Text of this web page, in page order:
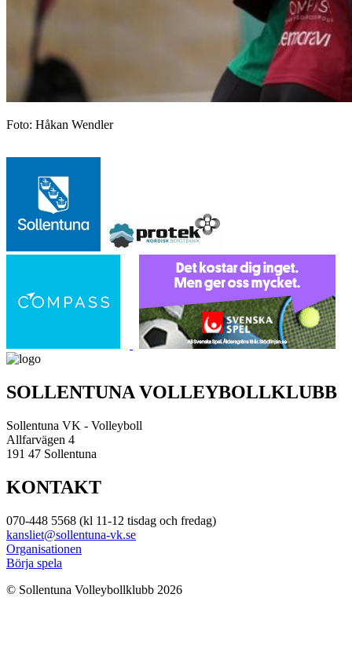
Foto: Håkan Wendler
SOLLENTUNA VOLLEYBOLLKLUBB
Sollentuna VK - Volleyboll
Allfarvägen 4
191 47 Sollentuna
KONTAKT
070-448 5568 (kl 11-12 tisdag och fredag)
kansliet@sollentuna-vk.se
Organisationen
Börja spela
© Sollentuna Volleybollklubb 2026